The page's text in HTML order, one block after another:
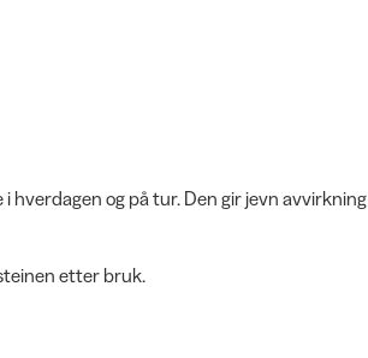
hverdagen og på tur. Den gir jevn avvirkning
etter bruk.